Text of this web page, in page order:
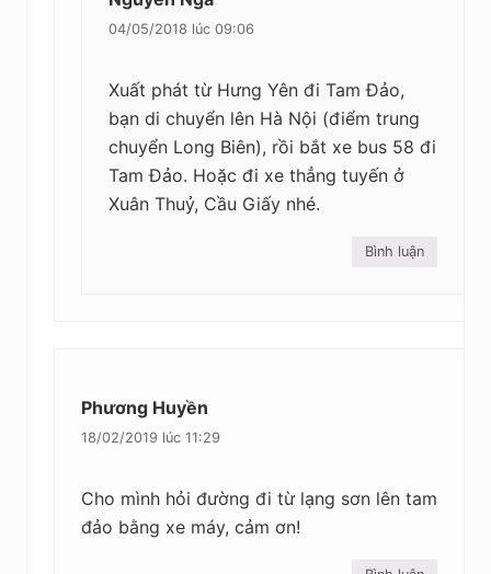
04/05/2018 lúc 09:06
Xuất phát từ Hưng Yên đi Tam Đảo,
bạn di chuyển lên Hà Nội (điểm trung
chuyển Long Biên), rồi bắt xe bus 58 đi
Tam Đảo. Hoặc đi xe thẳng tuyến ở
Xuân Thuỷ, Cầu Giấy nhé.
Bình luận
Phương Huyền
18/02/2019 lúc 11:29
Cho mình hỏi đường đi từ lạng sơn lên tam
đảo bằng xe máy, cảm ơn!